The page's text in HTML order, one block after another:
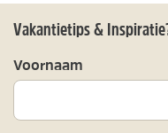
Vakantietips &
Voornaam